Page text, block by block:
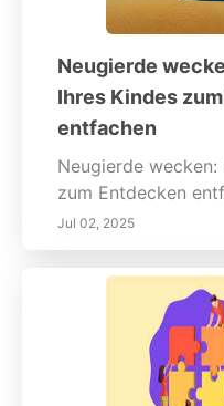
Neugierde
Ihres Kindes
entfachen
Neugierde
zum Entdecken
Jul 02, 2025